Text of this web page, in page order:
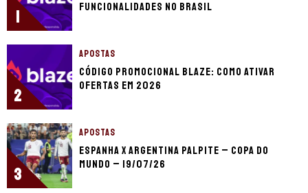
1
funcionalidades no Brasil
2
APOSTAS
Código promocional Blaze: como ativar
ofertas em 2026
3
APOSTAS
Espanha x Argentina palpite – Copa do
Mundo – 19/07/26